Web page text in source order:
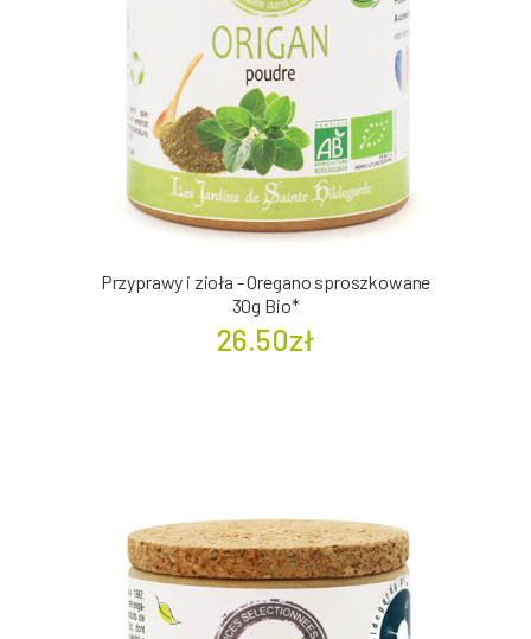
Przyprawy i zioła - Oregano sproszkowane
30g Bio*
26.50zł